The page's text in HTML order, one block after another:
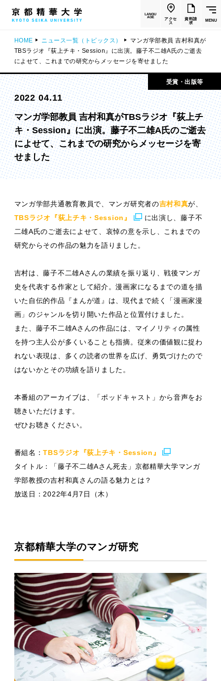
LANGU
AGE
アクセ
ス
資料請
求
MENU
HOME ニュース一覧（トピックス）
マンガ学部教員 吉村和真が
TBSラジオ『荻上チキ・Session』に出演。藤子不二雄A氏のご逝去
によせて、これまでの研究からメッセージを寄せました
受賞・出版等
2022 04.11
マンガ学部教員 吉村和真がTBSラジオ『荻上チ
キ・Session』に出演。藤子不二雄A氏のご逝去
によせて、これまでの研究からメッセージを寄
せました
マンガ学部共通教育教員で、マンガ研究者の吉村和真が、
TBSラジオ『荻上チキ・Session』
に出演し、藤子不
二雄A氏のご逝去によせて、哀悼の意を示し、これまでの
研究からその作品の魅力を語りました。
吉村は、藤子不二雄Aさんの業績を振り返り、戦後マンガ
史を代表する作家として紹介。漫画家になるまでの道を描
いた自伝的作品『まんが道』は、現代まで続く「漫画家漫
画」のジャンルを切り開いた作品と位置付けました。
また、藤子不二雄Aさんの作品には、マイノリティの属性
を持つ主人公が多くいることも指摘。従来の価値観に捉わ
れない表現は、多くの読者の世界を広げ、勇気づけたので
はないかとその功績を語りました。
本番組のアーカイブは、「ポッドキャスト」から音声をお
聴きいただけます。
ぜひお聴きください。
番組名：TBSラジオ『荻上チキ・Session』
タイトル：「藤子不二雄Aさん死去」京都精華大学マンガ
学部教授の吉村和真さんの語る魅力とは？
放送日：2022年4月7日（木）
京都精華大学のマンガ研究